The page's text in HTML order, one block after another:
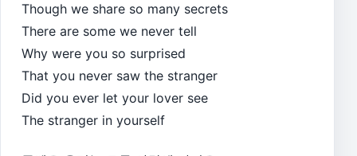
Though we share so many secrets
There are some we never tell
Why were you so surprised
That you never saw the stranger
Did you ever let your lover see
The stranger in yourself